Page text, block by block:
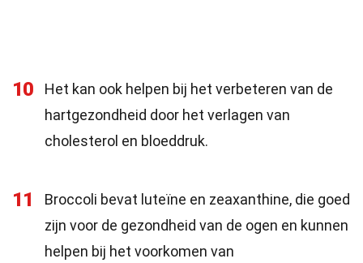
10
Het kan ook helpen bij het verbeteren van de
hartgezondheid door het verlagen van
cholesterol en bloeddruk.
11
Broccoli bevat luteïne en zeaxanthine, die goed
zijn voor de gezondheid van de ogen en kunnen
helpen bij het voorkomen van